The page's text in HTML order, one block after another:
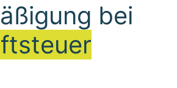
bei